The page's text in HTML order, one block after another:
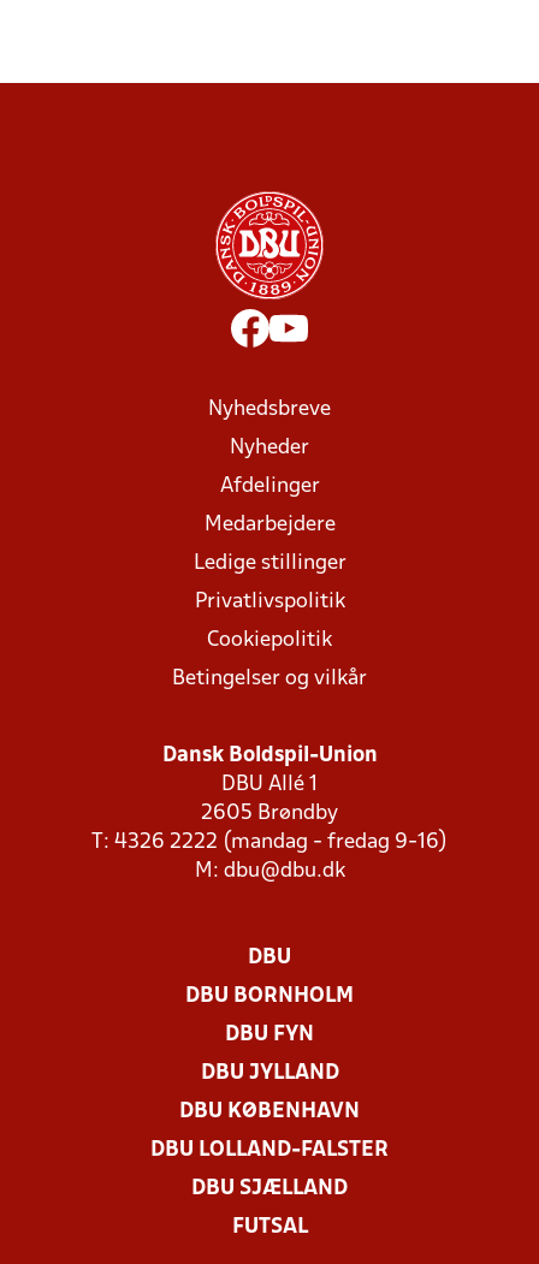
Nyhedsbreve
Nyheder
Afdelinger
Medarbejdere
Ledige stillinger
Privatlivspolitik
Cookiepolitik
Betingelser og vilkår
Dansk Boldspil-Union
DBU Allé 1
2605 Brøndby
T: 4326 2222 (mandag - fredag 9-16)
M: dbu@dbu.dk
DBU
DBU BORNHOLM
DBU FYN
DBU JYLLAND
DBU KØBENHAVN
DBU LOLLAND-FALSTER
DBU SJÆLLAND
FUTSAL